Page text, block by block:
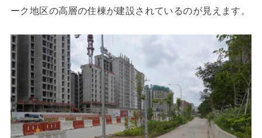
ーク地区の高層の住棟が建設されているのが見えます。